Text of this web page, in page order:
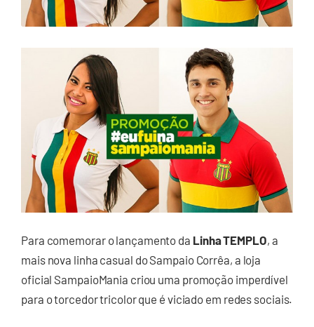
Para comemorar o lançamento da Linha TEMPLO, a
mais nova linha casual do Sampaio Corrêa, a loja
oficial SampaioMania criou uma promoção imperdível
para o torcedor tricolor que é viciado em redes sociais.